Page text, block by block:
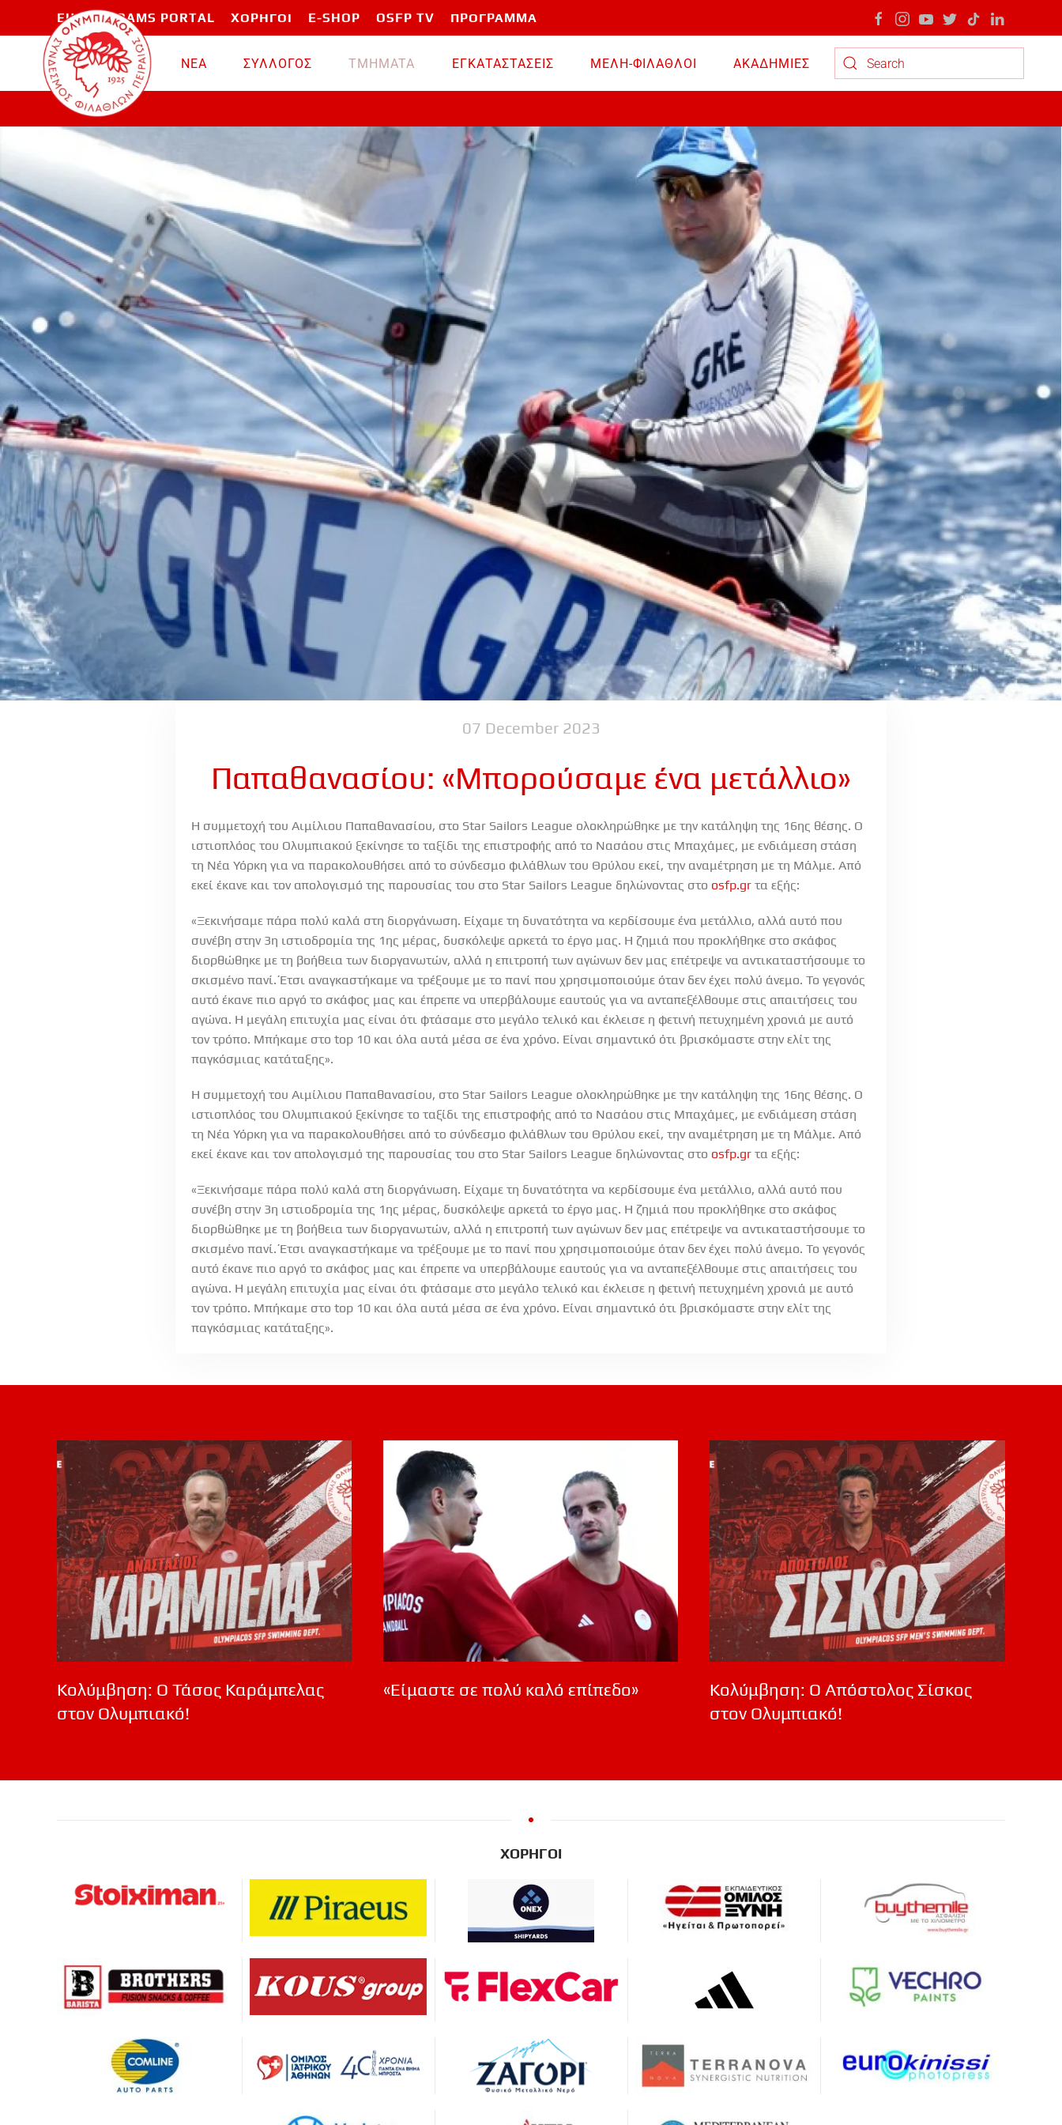
Skip to main content
EU PROGRAMS PORTAL ΧΟΡΗΓΟΙ E-SHOP OSFP TV ΠΡΟΓΡΑΜΜΑ
ΝΕΑ ΣΥΛΛΟΓΟΣ TMHMATA ΕΓΚΑΤΑΣΤΑΣΕΙΣ ΜΕΛΗ-ΦΙΛΑΘΛΟΙ
ΑΚΑΔΗΜΙΕΣ
Type 2 or more characters for results.
07 December 2023
Παπαθανασίου: «Μπορούσαμε ένα μετάλλιο»
H συμμετοχή του Αιμίλιου Παπαθανασίου, στο Star Sailors League ολοκληρώθηκε με την κατάληψη της 16ης θέσης. Ο
ιστιοπλόος του Ολυμπιακού ξεκίνησε το ταξίδι της επιστροφής από το Νασάου στις Μπαχάμες, με ενδιάμεση στάση
τη Νέα Υόρκη για να παρακολουθήσει από το σύνδεσμο φιλάθλων του Θρύλου εκεί, την αναμέτρηση με τη Μάλμε. Από
εκεί έκανε και τον απολογισμό της παρουσίας του στο Star Sailors League δηλώνοντας στο osfp.gr τα εξής:
«Ξεκινήσαμε πάρα πολύ καλά στη διοργάνωση. Είχαμε τη δυνατότητα να κερδίσουμε ένα μετάλλιο, αλλά αυτό που
συνέβη στην 3η ιστιοδρομία της 1ης μέρας, δυσκόλεψε αρκετά το έργο μας. Η ζημιά που προκλήθηκε στο σκάφος
διορθώθηκε με τη βοήθεια των διοργανωτών, αλλά η επιτροπή των αγώνων δεν μας επέτρεψε να αντικαταστήσουμε το
σκισμένο πανί. Έτσι αναγκαστήκαμε να τρέξουμε με το πανί που χρησιμοποιούμε όταν δεν έχει πολύ άνεμο. Το γεγονός
αυτό έκανε πιο αργό το σκάφος μας και έπρεπε να υπερβάλουμε εαυτούς για να ανταπεξέλθουμε στις απαιτήσεις του
αγώνα. Η μεγάλη επιτυχία μας είναι ότι φτάσαμε στο μεγάλο τελικό και έκλεισε η φετινή πετυχημένη χρονιά με αυτό
τον τρόπο. Μπήκαμε στο top 10 και όλα αυτά μέσα σε ένα χρόνο. Είναι σημαντικό ότι βρισκόμαστε στην ελίτ της
παγκόσμιας κατάταξης».
H συμμετοχή του Αιμίλιου Παπαθανασίου, στο Star Sailors League ολοκληρώθηκε με την κατάληψη της 16ης θέσης. Ο
ιστιοπλόος του Ολυμπιακού ξεκίνησε το ταξίδι της επιστροφής από το Νασάου στις Μπαχάμες, με ενδιάμεση στάση
τη Νέα Υόρκη για να παρακολουθήσει από το σύνδεσμο φιλάθλων του Θρύλου εκεί, την αναμέτρηση με τη Μάλμε. Από
εκεί έκανε και τον απολογισμό της παρουσίας του στο Star Sailors League δηλώνοντας στο osfp.gr τα εξής:
«Ξεκινήσαμε πάρα πολύ καλά στη διοργάνωση. Είχαμε τη δυνατότητα να κερδίσουμε ένα μετάλλιο, αλλά αυτό που
συνέβη στην 3η ιστιοδρομία της 1ης μέρας, δυσκόλεψε αρκετά το έργο μας. Η ζημιά που προκλήθηκε στο σκάφος
διορθώθηκε με τη βοήθεια των διοργανωτών, αλλά η επιτροπή των αγώνων δεν μας επέτρεψε να αντικαταστήσουμε το
σκισμένο πανί. Έτσι αναγκαστήκαμε να τρέξουμε με το πανί που χρησιμοποιούμε όταν δεν έχει πολύ άνεμο. Το γεγονός
αυτό έκανε πιο αργό το σκάφος μας και έπρεπε να υπερβάλουμε εαυτούς για να ανταπεξέλθουμε στις απαιτήσεις του
αγώνα. Η μεγάλη επιτυχία μας είναι ότι φτάσαμε στο μεγάλο τελικό και έκλεισε η φετινή πετυχημένη χρονιά με αυτό
τον τρόπο. Μπήκαμε στο top 10 και όλα αυτά μέσα σε ένα χρόνο. Είναι σημαντικό ότι βρισκόμαστε στην ελίτ της
παγκόσμιας κατάταξης».
Κολύμβηση: Ο Τάσος Καράμπελας
στον Ολυμπιακό!
«Είμαστε σε πολύ καλό επίπεδο»
Κολύμβηση: Ο Απόστολος Σίσκος
στον Ολυμπιακό!
ΧΟΡΗΓΟΙ